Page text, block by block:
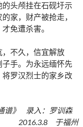
头颅挂在石砚圩示
家，财产被抢走，
免遭杀害。
不久，信宜解放
手。为永远缅怀先
罗汉烈士的家乡改
谱》 录入：罗训森
2016.3.8 于福州